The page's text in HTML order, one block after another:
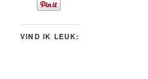
VIND IK LEUK: